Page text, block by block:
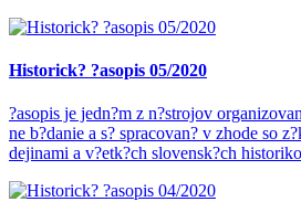
Historick? ?asopis 05/2020
?asopis je jedn?m z n?strojov
ne b?danie a s? spracovan? v zhode so
dejinami a v?etk?ch slovensk?ch